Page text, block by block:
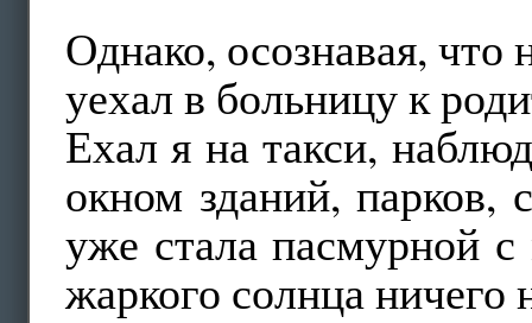
Однако, осознавая, что
уехал в больницу к
Ехал я на такси,
окном зданий, парков,
уже стала пасмурной
жаркого солнца ничего